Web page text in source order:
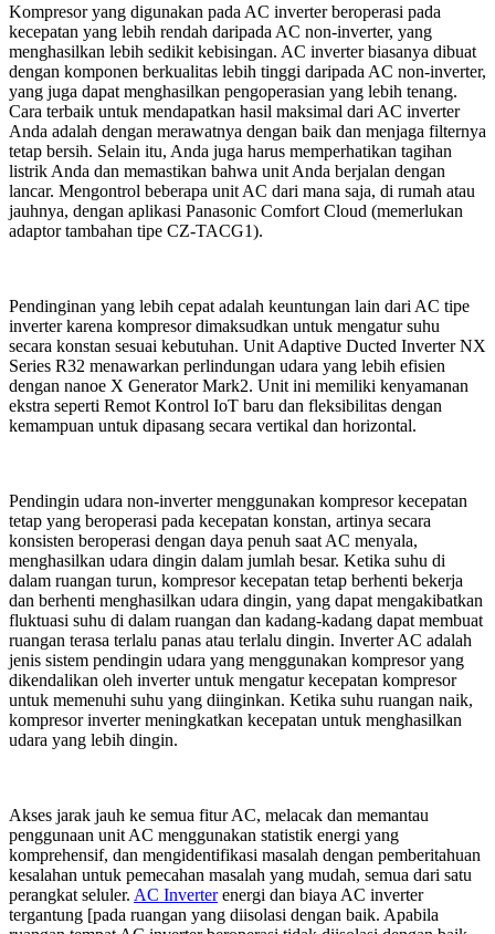
Kompresor yang digunakan pada AC inverter beroperasi pada
kecepatan yang lebih rendah daripada AC non-inverter, yang
menghasilkan lebih sedikit kebisingan. AC inverter biasanya dibuat
dengan komponen berkualitas lebih tinggi daripada AC non-inverter,
yang juga dapat menghasilkan pengoperasian yang lebih tenang.
Cara terbaik untuk mendapatkan hasil maksimal dari AC inverter
Anda adalah dengan merawatnya dengan baik dan menjaga filternya
tetap bersih. Selain itu, Anda juga harus memperhatikan tagihan
listrik Anda dan memastikan bahwa unit Anda berjalan dengan
lancar. Mengontrol beberapa unit AC dari mana saja, di rumah atau
jauhnya, dengan aplikasi Panasonic Comfort Cloud (memerlukan
adaptor tambahan tipe CZ-TACG1).
Pendinginan yang lebih cepat adalah keuntungan lain dari AC tipe
inverter karena kompresor dimaksudkan untuk mengatur suhu
secara konstan sesuai kebutuhan. Unit Adaptive Ducted Inverter NX
Series R32 menawarkan perlindungan udara yang lebih efisien
dengan nanoe X Generator Mark2. Unit ini memiliki kenyamanan
ekstra seperti Remot Kontrol IoT baru dan fleksibilitas dengan
kemampuan untuk dipasang secara vertikal dan horizontal.
Pendingin udara non-inverter menggunakan kompresor kecepatan
tetap yang beroperasi pada kecepatan konstan, artinya secara
konsisten beroperasi dengan daya penuh saat AC menyala,
menghasilkan udara dingin dalam jumlah besar. Ketika suhu di
dalam ruangan turun, kompresor kecepatan tetap berhenti bekerja
dan berhenti menghasilkan udara dingin, yang dapat mengakibatkan
fluktuasi suhu di dalam ruangan dan kadang-kadang dapat membuat
ruangan terasa terlalu panas atau terlalu dingin. Inverter AC adalah
jenis sistem pendingin udara yang menggunakan kompresor yang
dikendalikan oleh inverter untuk mengatur kecepatan kompresor
untuk memenuhi suhu yang diinginkan. Ketika suhu ruangan naik,
kompresor inverter meningkatkan kecepatan untuk menghasilkan
udara yang lebih dingin.
Akses jarak jauh ke semua fitur AC, melacak dan memantau
penggunaan unit AC menggunakan statistik energi yang
komprehensif, dan mengidentifikasi masalah dengan pemberitahuan
kesalahan untuk pemecahan masalah yang mudah, semua dari satu
perangkat seluler. AC Inverterenergi dan biaya AC inverter
tergantung [pada ruangan yang diisolasi dengan baik. Apabila